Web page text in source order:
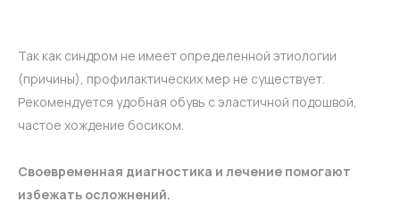
Так как синдром не имеет определенной этиологии
(причины), профилактических мер не существует.
Рекомендуется удобная обувь с эластичной подошвой,
частое хождение босиком.
Своевременная диагностика и лечение помогают
избежать осложнений.